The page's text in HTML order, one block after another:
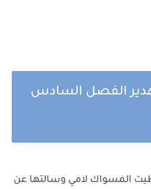
هدير الفصل السادس
المسواك لامي وسالتها عن